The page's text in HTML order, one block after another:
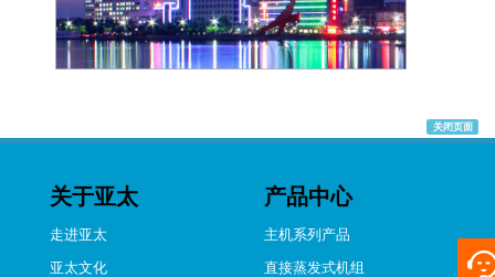
关闭页面
关于亚太
走进亚太
亚太文化
产品中心
主机系列产品
直接蒸发式机组